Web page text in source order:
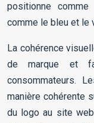
positionne
comme le bleu et le
La cohérence
de marque et
consommateurs.
manière cohérente
du logo au site